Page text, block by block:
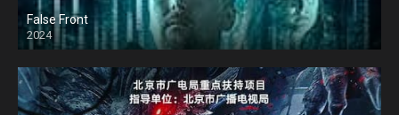
False Front
2024